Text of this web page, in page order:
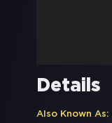
Details
Also Known As: